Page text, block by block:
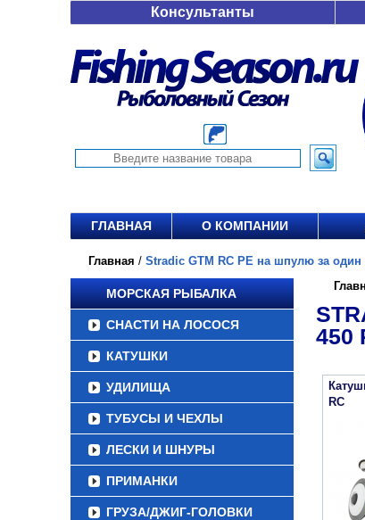
Консультанты
ГЛАВНАЯ О КОМПАНИИ
Главная / Stradic GTM RC PE на шпулю за один
МОРСКАЯ РЫБАЛКА
СНАСТИ НА ЛОСОСЯ
КАТУШКИ
УДИЛИЩА
ТУБУСЫ И ЧЕХЛЫ
ЛЕСКИ И ШНУРЫ
ПРИМАНКИ
ГРУЗА/ДЖИГ-ГОЛОВКИ
450
RC